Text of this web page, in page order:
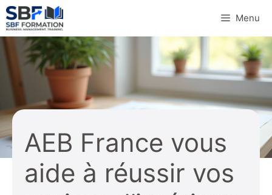
Aller
au
contenu
Menu
AEB France vous
aide à réussir vos